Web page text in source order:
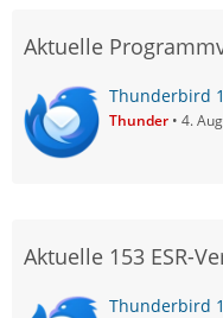
Aktuelle
Thunderbird
Thunder 4.
Aktuelle 153 ESR-
Thunderbird